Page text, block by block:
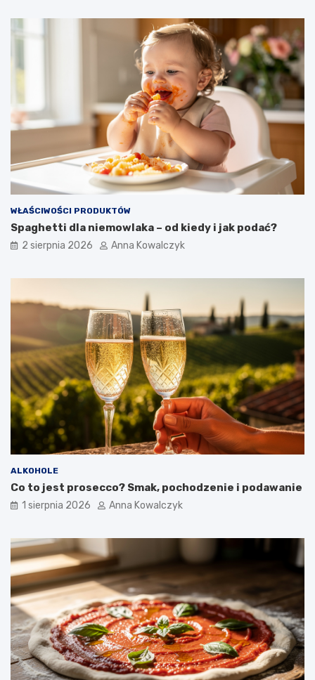
WŁAŚCIWOŚCI PRODUKTÓW
Spaghetti dla niemowlaka – od kiedy i jak podać?
2 sierpnia 2026 Anna Kowalczyk
ALKOHOLE
Co to jest prosecco? Smak, pochodzenie i podawanie
1 sierpnia 2026 Anna Kowalczyk